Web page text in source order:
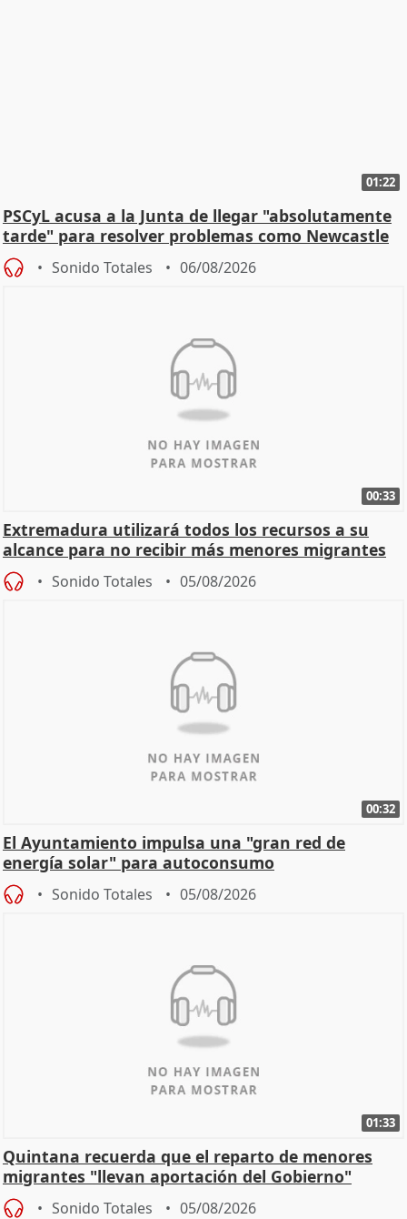
01:22
PSCyL acusa a la Junta de llegar "absolutamente
tarde" para resolver problemas como Newcastle
Sonido Totales 06/08/2026
00:33
Extremadura utilizará todos los recursos a su
alcance para no recibir más menores migrantes
Sonido Totales 05/08/2026
00:32
El Ayuntamiento impulsa una "gran red de
energía solar" para autoconsumo
Sonido Totales 05/08/2026
01:33
Quintana recuerda que el reparto de menores
migrantes "llevan aportación del Gobierno"
central
Sonido Totales 05/08/2026